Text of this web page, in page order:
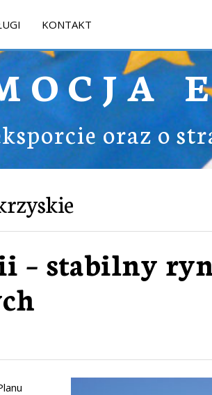
KONTAKT
oraz o
– stabilny